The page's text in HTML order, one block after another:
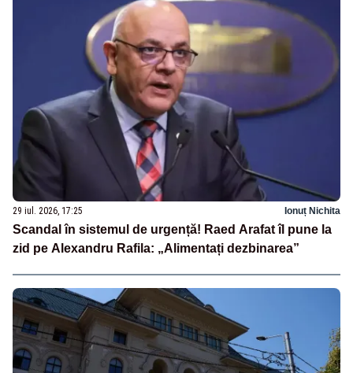
29 iul. 2026, 17:25 Ionuț Nichita
Scandal în sistemul de urgență! Raed Arafat îl pune la
zid pe Alexandru Rafila: „Alimentați dezbinarea”